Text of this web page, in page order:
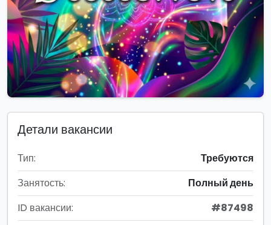
Детали вакансии
Тип:
Требуются
Занятость:
Полный день
ID вакансии:
#87498